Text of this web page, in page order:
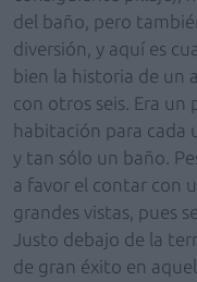
del baño, pero
diversión, y aquí es
bien la historia de un
con otros seis. Era un
habitación para cada
y tan sólo un baño.
a favor el contar con
grandes vistas, pues
Justo debajo de la
de gran éxito en